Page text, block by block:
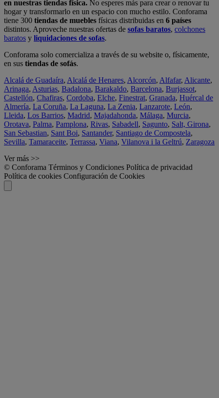
en nuestras tiendas física. No esperes más para crear o renovar tu
hogar y transformarlo en un espacio con mucho estilo. Conforama
tiene 300 tiendas de muebles físicas distribuidas en 6 países
distintos. Aproveche nuestras ofertas de sofas baratos, colchones
baratos y liquidaciones de sofas.
Conforama solo comercializa a través de su website o, físicamente,
en sus tiendas de sofás.
Alcalá de Guadaíra, Alcalá de Henares, Alcorcón, Alfafar, Alicante,
Arinaga, Asturias, Badalona, Barakaldo, Barcelona, Burjassot,
Castellón, Chafiras, Cordoba, Elche, Finestrat, Granada, Huércal de
Almería, La Coruña, La Laguna, La Zenia, Lanzarote, León,
Lleida, Los Barrios, Madrid, Majadahonda, Málaga, Murcia,
Orotava, Palma, Pamplona, Rivas, Sabadell, Sagunto, Salt, Girona,
San Sebastian, Sant Boi, Santander, Santiago de Compostela,
Sevilla, Tamaraceite, Terrassa, Viana, Vilanova i la Geltrú, Zaragoza
Ver más >>
© Conforama Términos y Condiciones Política de privacidad
Política de cookies Configuración de Cookies